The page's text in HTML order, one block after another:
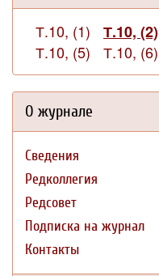
Т.10, (1) Т.10, (2)
Т.10, (5)
Т.10, (6)
О журнале
Сведения
Редколлегия
Редсовет
Подписка на журнал
Контакты